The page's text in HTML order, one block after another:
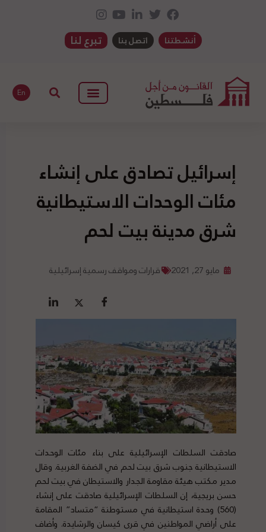
أنشطتنا اتصل بنا تبرع لنا
En
إسرائيل تصادق على إنشاء
مئات الوحدات الاستيطانية
شرق مدينة بيت لحم
مايو 27, 2021 قرارات ومواقف رسمية إسرائيلية
صادقت السلطات الإسرائيلية على بناء مئات الوحدات
الاستيطانية جنوب شرق بيت لحم في الضفة الغربية. وقال
مدير مكتب هيئة مقاومة الجدار والاستيطان في بيت لحم
حسن بريجية، إن السلطات الإسرائيلية صادقت على إنشاء
(560) وحدة استيطانية في مستوطنة “متساد” المقامة
على أراضي المواطنين في قرى كيسان والرشايدة. وأضاف